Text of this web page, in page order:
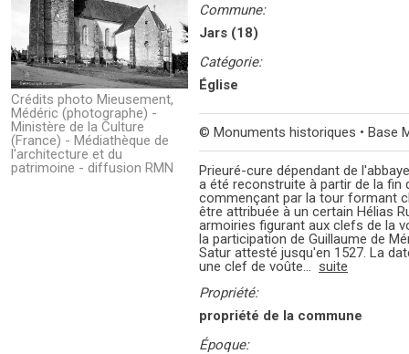
Crédits photo Mieusement,
Médéric (photographe) -
Ministère de la Culture
(France) - Médiathèque de
l'architecture et du
patrimoine - diffusion RMN
Commune:
Jars (18)
Catégorie:
Église
© Monuments historiques • Base
Prieuré-cure dépendant de
a été reconstruite à partir de la fin
commençant par la tour formant
être attribuée à un certain Hélias
armoiries figurant aux clefs de la
la participation de Guillaume de
Satur attesté jusqu'en 1527. La
une clef de voûte... suite
Propriété:
propriété de la commune
Époque: